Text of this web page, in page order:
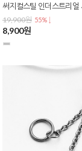
19,900원 55% ↓
8,900원